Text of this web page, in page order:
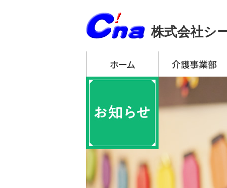
株式会社シ
ホーム 介護事業部
アーチ・デイサービス
・ アーチ・デイサー
・ アーチ・デイサー
・ アーチ・デイサー
・ アーチ・デイサー
・ アーチ・デイサー
アーチ訪問介護
アーチ居宅介護支
特定施設入居者生